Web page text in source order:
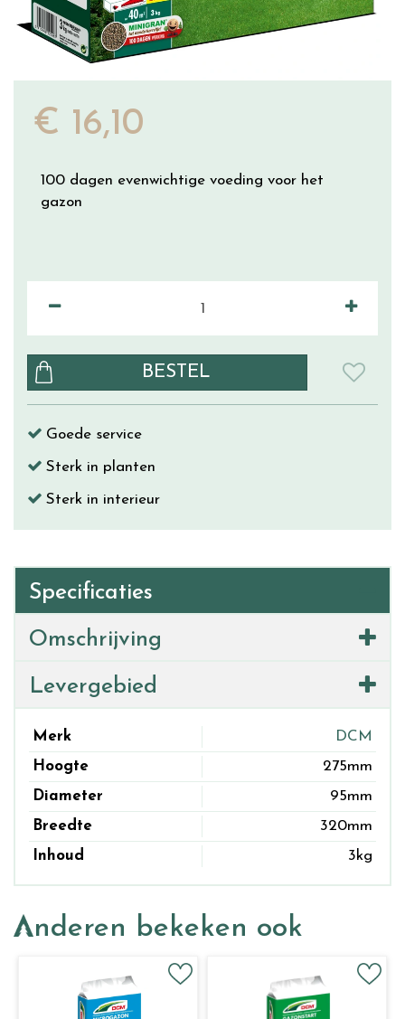
€ 16,10
100 dagen evenwichtige voeding voor het
gazon
Goede service
Sterk in planten
Sterk in interieur
Specificaties
Omschrijving
Levergebied
Merk
DCM
Hoogte
275mm
Diameter
95mm
Breedte
320mm
Inhoud
3kg
Anderen bekeken ook